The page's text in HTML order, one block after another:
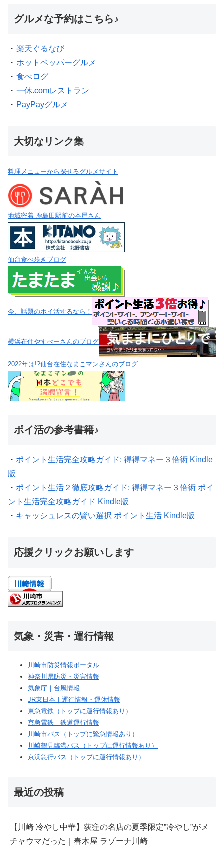
グルメな予約はこちら♪
・ 楽天ぐるなび
・ ホットペッパーグルメ
・ 食べログ
・ 一休.comレストラン
・ PayPayグルメ
大切なリンク集
料理メニューから探せるグルメサイト
地域密着 鹿島田駅前の本屋さん
仙台食べ歩きブログ
今、話題のポイ活するなら！
横浜在住やすべーさんのブログ
2022年は!?仙台在住なまこマンさんのブログ
ポイ活の参考書籍♪
・ ポイント生活完全攻略ガイド: 得得マネー３倍術 Kindle
版
・ ポイント生活２徹底攻略ガイド: 得得マネー３倍術 ポイ
ント生活完全攻略ガイド Kindle版
・ キャッシュレスの賢い選択 ポイント生活 Kindle版
応援クリックお願いします
気象・災害・運行情報
川崎市防災情報ポータル
神奈川県防災・災害情報
気象庁｜台風情報
JR東日本｜運行情報・運休情報
東急電鉄（トップに運行情報あり）
京急電鉄｜鉄道運行情報
川崎市バス（トップに緊急情報あり）
川崎鶴見臨港バス（トップに運行情報あり）
京浜急行バス（トップに運行情報あり）
最近の投稿
【川崎 冷やし中華】荻窪の名店の夏季限定”冷やし”がメ
チャウマだった｜春木屋 ラゾーナ川崎